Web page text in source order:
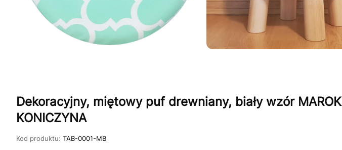
Dekoracyjny, miętowy puf drewniany, biały wzór
KONICZYNA
Kod produktu: TAB-0001-MB